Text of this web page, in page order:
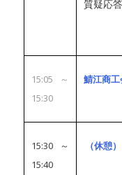
質疑応答
15:05～
15:30
鯖江商
15:30～
15:40
（休憩）